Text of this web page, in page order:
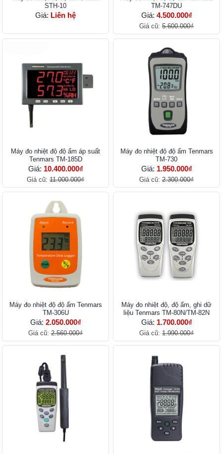
STH-10
Giá: Liên hệ
TM-747DU
Giá: 4.500.000₫
Giá cũ: 5.600.000₫
Máy đo nhiệt độ độ ẩm áp suất
Tenmars TM-185D
Giá: 10.400.000₫
Giá cũ: 11.000.000₫
Máy đo nhiệt độ độ ẩm Tenmars
TM-730
Giá: 1.950.000₫
Giá cũ: 2.300.000₫
Máy đo nhiệt độ độ ẩm Tenmars
TM-306U
Giá: 2.050.000₫
Giá cũ: 2.560.000₫
Máy đo nhiệt độ, độ ẩm, ghi dữ
liệu Tenmars TM-80N/TM-82N
Giá: 1.700.000₫
Giá cũ: 1.990.000₫